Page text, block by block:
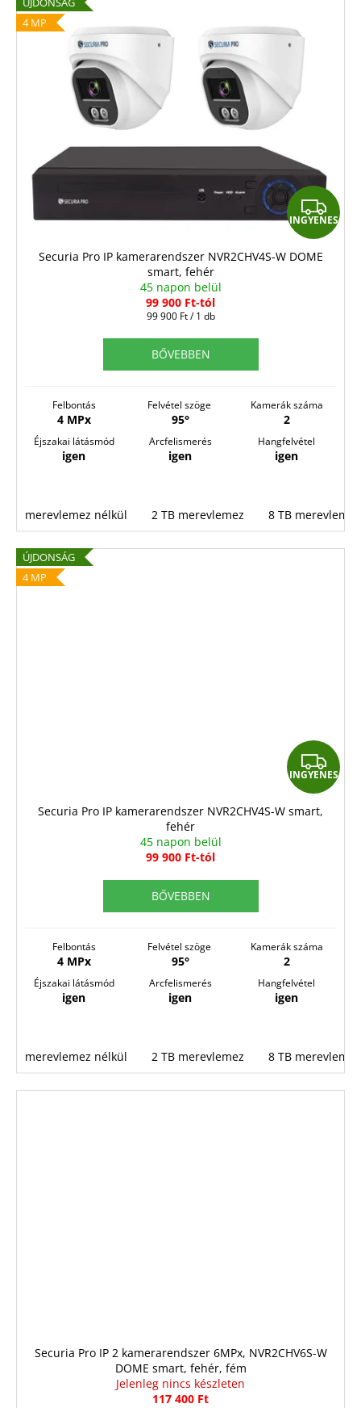
4 MP
I
N
INGYENES
Securia Pro IP kamerarendszer NVR2CHV4S-W DOME
smart, fehér
45 napon belül
99 900 Ft-tól
Egységár:
99 900 Ft / 1 db
BŐVEBBEN
Felbontás
4 MPx
Felvétel szöge
95°
Kamerák száma
2
Éjszakai látásmód
igen
Arcfelismerés
igen
Hangfelvétel
igen
merevlemez nélkül 2 TB merevlemez 8 TB merevlemez
ÚJDONSÁG
4 MP
I
N
INGYENES
Securia Pro IP kamerarendszer NVR2CHV4S-W smart,
fehér
45 napon belül
99 900 Ft-tól
BŐVEBBEN
Felbontás
4 MPx
Felvétel szöge
95°
Kamerák száma
2
Éjszakai látásmód
igen
Arcfelismerés
igen
Hangfelvétel
igen
merevlemez nélkül 2 TB merevlemez 8 TB merevlemez
Securia Pro IP 2 kamerarendszer 6MPx, NVR2CHV6S-W
DOME smart, fehér, fém
Jelenleg nincs készleten
117 400 Ft